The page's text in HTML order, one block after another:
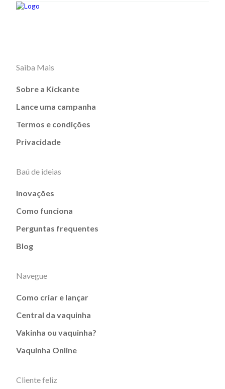
Saiba Mais
Sobre a Kickante
Lance uma campanha
Termos e condições
Privacidade
Baú de ideias
Inovações
Como funciona
Perguntas frequentes
Blog
Navegue
Como criar e lançar
Central da vaquinha
Vakinha ou vaquinha?
Vaquinha Online
Cliente feliz